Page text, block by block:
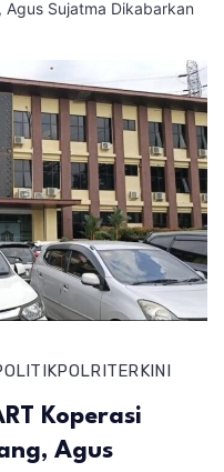
Agus Sujatma Dikabarkan
POLRITERKINI
Koperasi
Agus